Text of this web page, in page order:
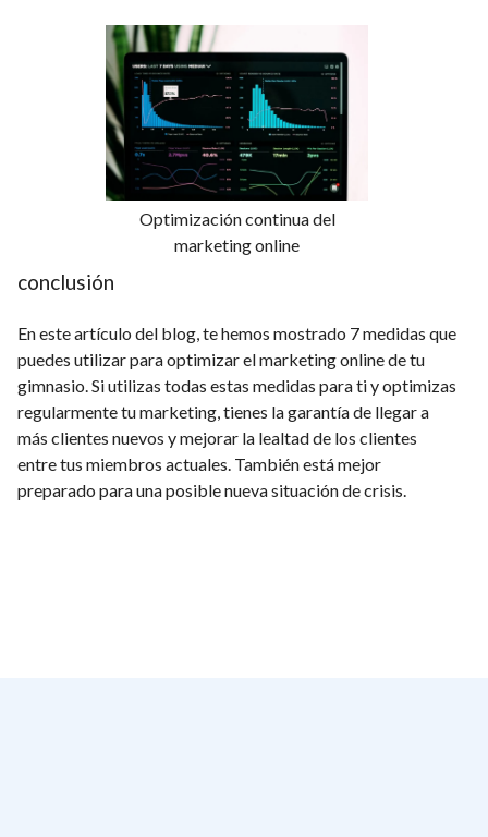
Optimización continua del
marketing online
conclusión
En este artículo del blog, te hemos mostrado 7 medidas que
puedes utilizar para optimizar el marketing online de tu
gimnasio. Si utilizas todas estas medidas para ti y optimizas
regularmente tu marketing, tienes la garantía de llegar a
más clientes nuevos y mejorar la lealtad de los clientes
entre tus miembros actuales. También está mejor
preparado para una posible nueva situación de crisis.